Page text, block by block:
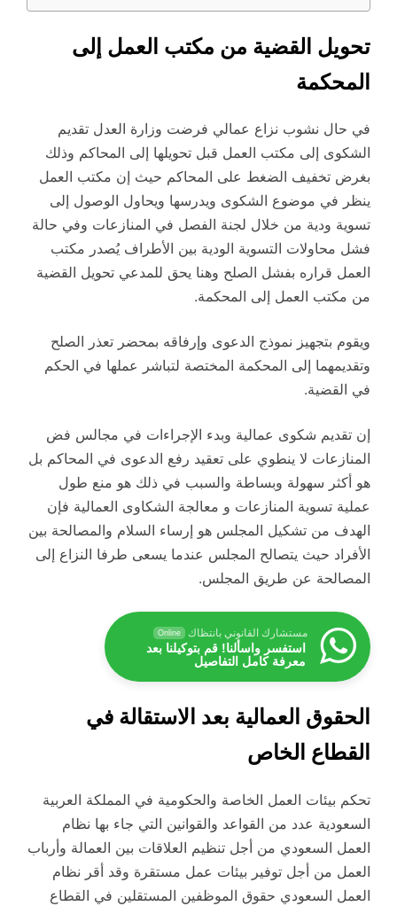
تحويل القضية من مكتب العمل إلى
المحكمة
في حال نشوب نزاع عمالي فرضت وزارة العدل تقديم
الشكوى إلى مكتب العمل قبل تحويلها إلى المحاكم وذلك
بغرض تخفيف الضغط على المحاكم حيث إن مكتب العمل
ينظر في موضوع الشكوى ويدرسها ويحاول الوصول إلى
تسوية ودية من خلال لجنة الفصل في المنازعات وفي حالة
فشل محاولات التسوية الودية بين الأطراف يُصدر مكتب
العمل قراره بفشل الصلح وهنا يحق للمدعي تحويل القضية
من مكتب العمل إلى المحكمة.
ويقوم بتجهيز نموذج الدعوى وإرفاقه بمحضر تعذر الصلح
وتقديمهما إلى المحكمة المختصة لتباشر عملها في الحكم
في القضية.
إن تقديم شكوى عمالية وبدء الإجراءات في مجالس فض
المنازعات لا ينطوي على تعقيد رفع الدعوى في المحاكم بل
هو أكثر سهولة وبساطة والسبب في ذلك هو منع طول
عملية تسوية المنازعات و معالجة الشكاوى العمالية فإن
الهدف من تشكيل المجلس هو إرساء السلام والمصالحة بين
الأفراد حيث يتصالح المجلس عندما يسعى طرفا النزاع إلى
المصالحة عن طريق المجلس.
مستشارك القانوني بانتظاك Online
استفسر واسألنا! قم بتوكيلنا بعد
معرفة كامل التفاصيل
الحقوق العمالية بعد الاستقالة في
القطاع الخاص
تحكم بيئات العمل الخاصة والحكومية في المملكة العربية
السعودية عدد من القواعد والقوانين التي جاء بها نظام
العمل السعودي من أجل تنظيم العلاقات بين العمالة وأرباب
العمل من أجل توفير بيئات عمل مستقرة وقد أقر نظام
العمل السعودي حقوق الموظفين المستقلين في القطاع